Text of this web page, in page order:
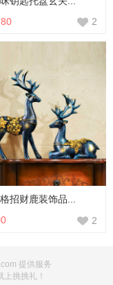
2
招财鹿装饰品...
2
提供服务
挑挑礼！